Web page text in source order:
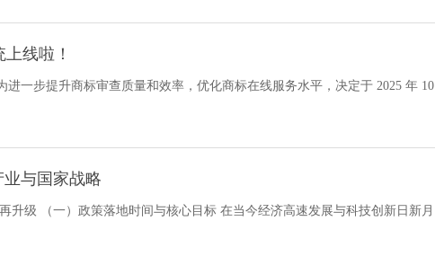
线啦！
一步提升商标审查质量和效率，优化商标在线服务水平，决定于 2025 年 10
与国家战略
升级 （一）政策落地时间与核心目标 在当今经济高速发展与科技创新日新月